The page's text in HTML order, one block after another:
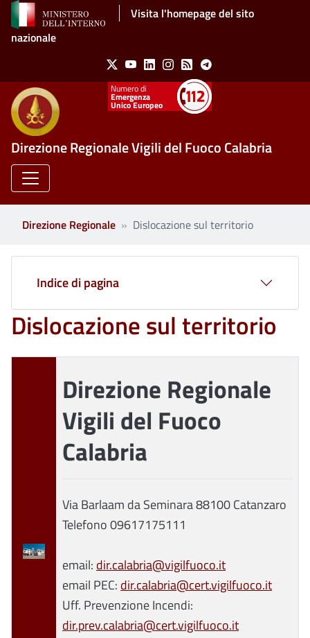
Salta al contenuto principaleVisita l'homepage del sito
nazionale
Social Menu
X YoutubeLinkedinInstagram
Feed Telegram
Emergenza
Unico Europeo
Direzione Regionale Vigili del Fuoco Calabria
Direzione Regionale Dislocazione sul territorio
Dislocazione sul territorio
Direzione Regionale
Vigili del Fuoco
Calabria
Via Barlaam da Seminara 88100 Catanzaro
Telefono 09617175111
email: dir.calabria@vigilfuoco.it
email PEC: dir.calabria@cert.vigilfuoco.it
Uff. Prevenzione Incendi:
dir.prev.calabria@cert.vigilfuoco.it
Indice di pagina